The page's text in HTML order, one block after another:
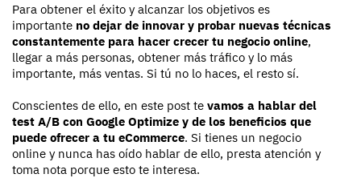
Para obtener el éxito y alcanzar los objetivos es
importante no dejar de innovar y probar nuevas técnicas
constantemente para hacer crecer tu negocio online,
llegar a más personas, obtener más tráfico y lo más
importante, más ventas. Si tú no lo haces, el resto sí.
Conscientes de ello, en este post te vamos a hablar del
test A/B con Google Optimize y de los beneficios que
puede ofrecer a tu eCommerce. Si tienes un negocio
online y nunca has oído hablar de ello, presta atención y
toma nota porque esto te interesa.